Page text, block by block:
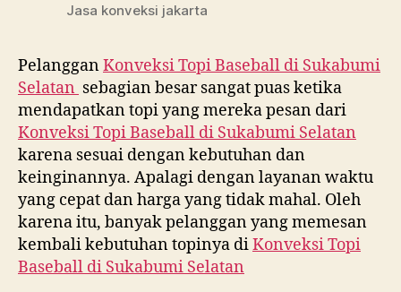
Jasa konveksi jakarta
PelangganKonveksi Topi Baseball di Sukabumi
Selatan sebagian besar sangat puas ketika
mendapatkan topi yang mereka pesan dari
Konveksi Topi Baseball di Sukabumi Selatan
karena sesuai dengan kebutuhan dan
keinginannya. Apalagi dengan layanan waktu
yang cepat dan harga yang tidak mahal. Oleh
karena itu, banyak pelanggan yang memesan
kembali kebutuhan topinya diKonveksi Topi
Baseball di Sukabumi Selatan